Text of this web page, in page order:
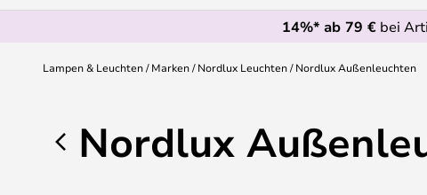
14%* ab 79 €bei
Lampen & Leuchten Marken Nordlux Leuchten Nordlux Außenleuchten
Nordlux